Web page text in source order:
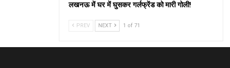
लखनऊ में घर में घुसकर गर्लफ्रेंड को मारी गोली!
PREV NEXT 1 of 71